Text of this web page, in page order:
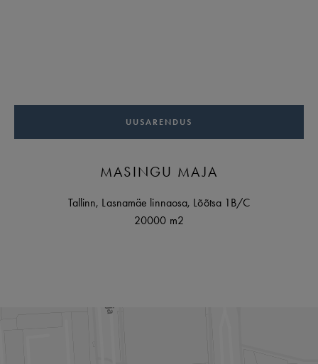
UUSARENDUS
MASINGU MAJA
Tallinn, Lasnamäe linnaosa, Lõõtsa 1B/C
20000 m2